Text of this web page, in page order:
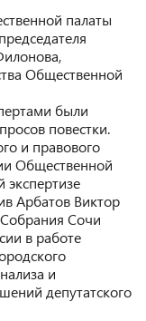
палаты
Общественной
были
повестки.
и правового
Общественной
Арбатов Виктор
Собрания Сочи
в работе
и
депутатского